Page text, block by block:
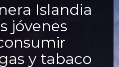
Islandia
jóvenes
y tabaco